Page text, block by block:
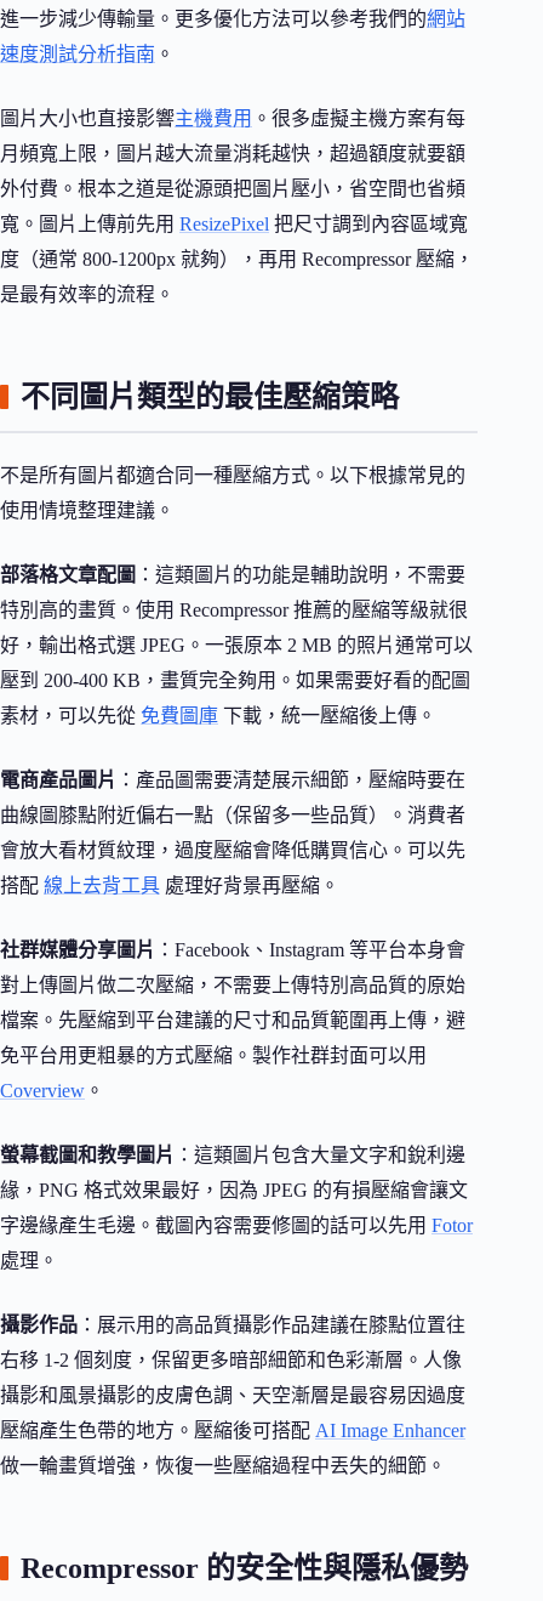
進一步減少傳輸量。更多優化方法可以參考我們的網站
速度測試分析指南 。
圖片大小也直接影響主機費用 。很多虛擬主機方案有每
月頻寬上限，圖片越大流量消耗越快，超過額度就要額
外付費。根本之道是從源頭把圖片壓小，省空間也省頻
寬。圖片上傳前先用 ResizePixel 把尺寸調到內容區域寬
度（通常 800-1200px 就夠），再用 Recompressor 壓縮，
是最有效率的流程。
不同圖片類型的最佳壓縮策略
不是所有圖片都適合同一種壓縮方式。以下根據常見的
使用情境整理建議。
部落格文章配圖 ：這類圖片的功能是輔助說明，不需要
特別高的畫質。使用 Recompressor 推薦的壓縮等級就很
好，輸出格式選 JPEG。一張原本 2 MB 的照片通常可以
壓到 200-400 KB，畫質完全夠用。如果需要好看的配圖
素材，可以先從 免費圖庫 下載，統一壓縮後上傳。
電商產品圖片 ：產品圖需要清楚展示細節，壓縮時要在
曲線圖膝點附近偏右一點（保留多一些品質）。消費者
會放大看材質紋理，過度壓縮會降低購買信心。可以先
搭配 線上去背工具 處理好背景再壓縮。
社群媒體分享圖片 ：Facebook、Instagram 等平台本身會
對上傳圖片做二次壓縮，不需要上傳特別高品質的原始
檔案。先壓縮到平台建議的尺寸和品質範圍再上傳，避
免平台用更粗暴的方式壓縮。製作社群封面可以用
Coverview 。
螢幕截圖和教學圖片 ：這類圖片包含大量文字和銳利邊
緣，PNG 格式效果最好，因為 JPEG 的有損壓縮會讓文
字邊緣產生毛邊。截圖內容需要修圖的話可以先用 Fotor
處理。
攝影作品 ：展示用的高品質攝影作品建議在膝點位置往
右移 1-2 個刻度，保留更多暗部細節和色彩漸層。人像
攝影和風景攝影的皮膚色調、天空漸層是最容易因過度
壓縮產生色帶的地方。壓縮後可搭配 AI Image Enhancer
做一輪畫質增強，恢復一些壓縮過程中丟失的細節。
Recompressor 的安全性與隱私優勢